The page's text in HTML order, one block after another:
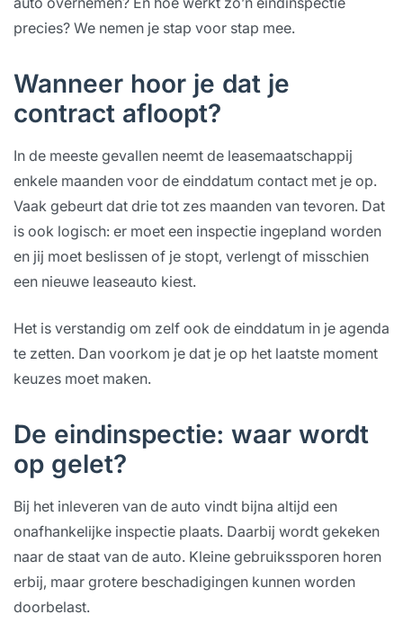
precies? We nemen je stap voor stap mee.
Wanneer hoor je dat je
contract afloopt?
In de meeste gevallen neemt de leasemaatschappij
enkele maanden voor de einddatum contact met je op.
Vaak gebeurt dat drie tot zes maanden van tevoren. Dat
is ook logisch: er moet een inspectie ingepland worden
en jij moet beslissen of je stopt, verlengt of misschien
een nieuwe leaseauto kiest.
Het is verstandig om zelf ook de einddatum in je agenda
te zetten. Dan voorkom je dat je op het laatste moment
keuzes moet maken.
De eindinspectie: waar wordt
op gelet?
Bij het inleveren van de auto vindt bijna altijd een
onafhankelijke inspectie plaats. Daarbij wordt gekeken
naar de staat van de auto. Kleine gebruikssporen horen
erbij, maar grotere beschadigingen kunnen worden
doorbelast.